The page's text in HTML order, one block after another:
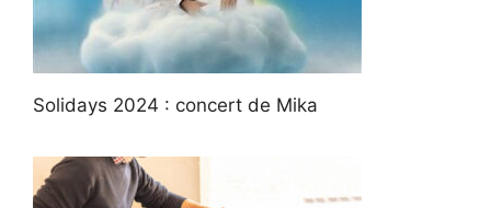
Solidays 2024 : concert de Mika